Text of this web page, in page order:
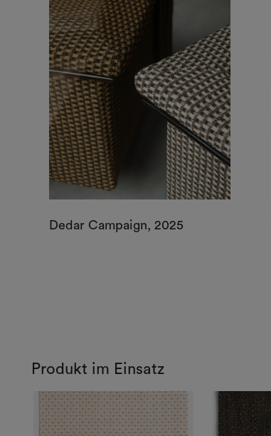
Dedar Campaign, 2025
Produkt im Einsatz